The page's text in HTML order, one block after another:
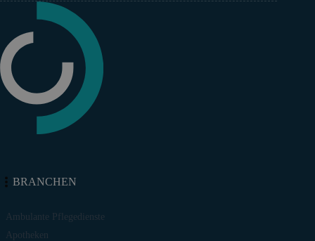
BRANCHEN
Ambulante Pflegedienste
Apotheken